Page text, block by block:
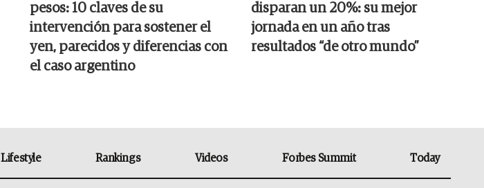
pesos: 10 claves de su
intervención para sostener el
yen, parecidos y diferencias con
el caso argentino
disparan un 20%: su mejor
jornada en un año tras
resultados “de otro mundo”
Lifestyle Rankings Videos Forbes Summit Today